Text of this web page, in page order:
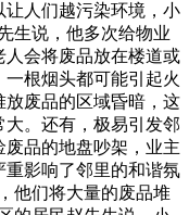
人们越污染环境，小
生说，他多次给物业
会将废品放在楼道或
根烟头都可能引起火
废品的区域昏暗，这
。还有，极易引发邻
品的地盘吵架，业主
影响了邻里的和谐氛
们将大量的废品堆